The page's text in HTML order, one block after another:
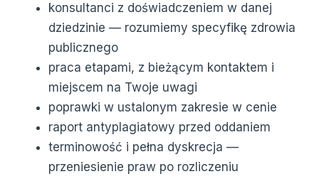
konsultanci z doświadczeniem w danej
dziedzinie — rozumiemy specyfikę zdrowia
publicznego
praca etapami, z bieżącym kontaktem i
miejscem na Twoje uwagi
poprawki w ustalonym zakresie w cenie
raport antyplagiatowy przed oddaniem
terminowość i pełna dyskrecja —
przeniesienie praw po rozliczeniu